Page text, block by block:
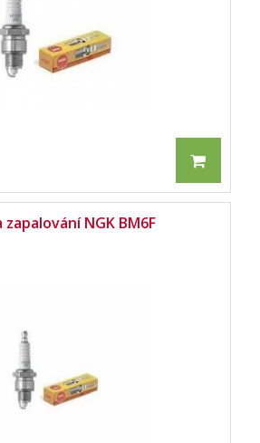
zapalování NGK BM6F